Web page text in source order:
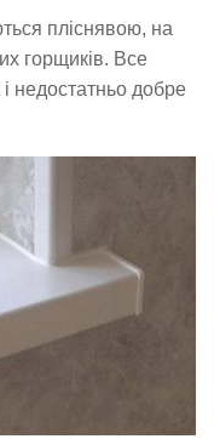
пліснявою, на
горщиків. Все
недостатньо добре